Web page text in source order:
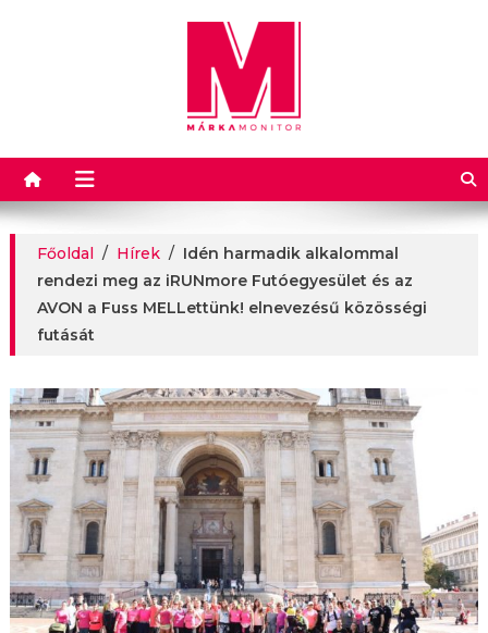
Márkamonitor
Főoldal / Hírek / Idén harmadik alkalommal
rendezi meg az iRUNmore Futóegyesület és az
AVON a Fuss MELLettünk! elnevezésű közösségi
futását